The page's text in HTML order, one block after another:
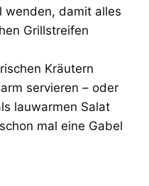
wenden, damit alles
Grillstreifen
Kräutern
servieren – oder
lauwarmen Salat
mal eine Gabel